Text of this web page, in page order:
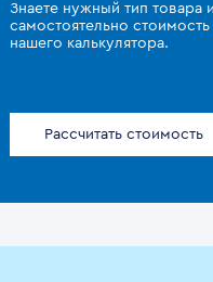
Знаете нужный тип товара
самостоятельно
нашего калькулятора.
Рассчитать стоимость